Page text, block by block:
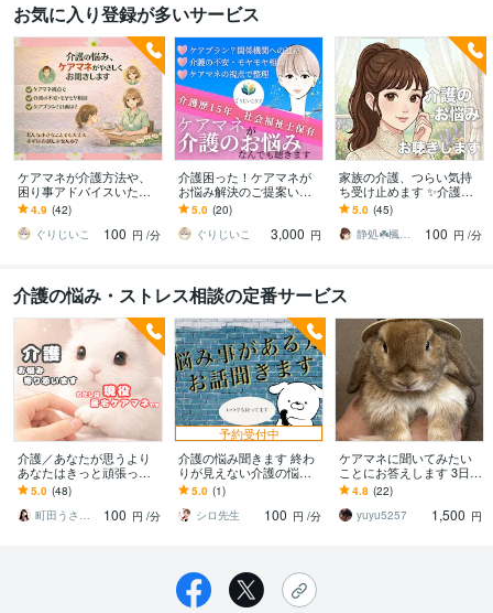
お気に入り登録が多いサービス
ケアマネが介護方法や、
困り事アドバイスいたし
ます ちょっと教えて！介
護のお悩みや疑問、お話
ししましょう⭐︎
4.9 (42)
ぐりじいこ
100 円 /分
介護困った！ケアマネが
お悩み解決のご提案いた
します 元ケアマネです。
在宅介護の困りごと、ご
相談を文字にて承ります
5.0 (20)
ぐりじいこ
3,000 円
家族の介護、つらい気持
ち受け止めます ✨介護疲
れ/不安/お悩み/介護福祉士
が親身にお聴きします！
5.0 (45)
静処☘️楓の家
100 円 /分
介護の悩み・ストレス相談の定番サービス
介護／あなたが思うより
あなたはきっと頑張って
ます 自宅での介護､介護現
場の不安など､全ての悩み
に対応出来ます
5.0 (48)
町田うさぎ✨閃光の幸せ届け人♡怪談師⛩️
100 円 /分
予約受付中
介護の悩み聞きます 終わ
りが見えない介護の悩
み 愚痴 認知症
5.0 (1)
シロ先生
100 円 /分
ケアマネに聞いてみたい
ことにお答えします 3日間
チャットでお話しましょ
う！
4.8 (22)
yuyu5257
1,500 円